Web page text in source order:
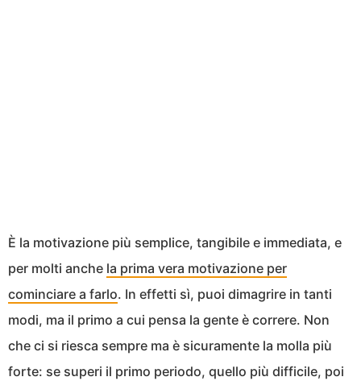
È la motivazione più semplice, tangibile e immediata, e
per molti anche la prima vera motivazione per
cominciare a farlo. In effetti sì, puoi dimagrire in tanti
modi, ma il primo a cui pensa la gente è correre. Non
che ci si riesca sempre ma è sicuramente la molla più
forte: se superi il primo periodo, quello più difficile, poi